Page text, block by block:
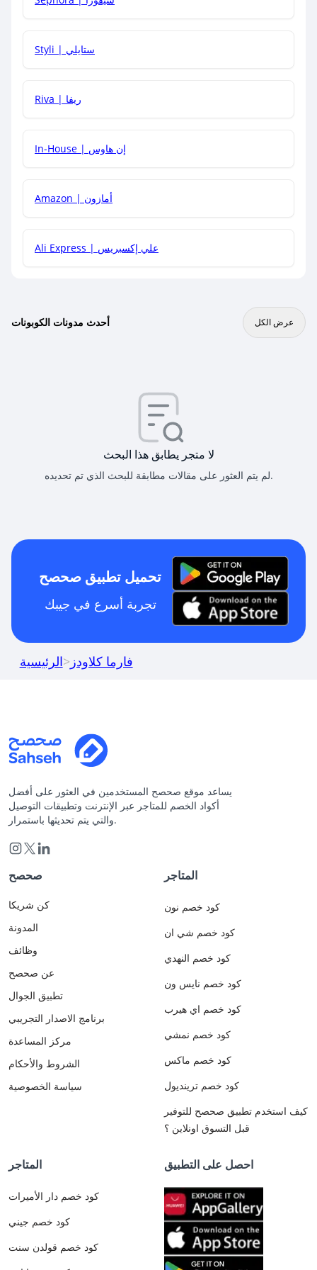
هل يمكنني جمع كود خصم مع العروض الأخرى؟
Styli | ستايلي
Riva | ريفا
In-House | إن هاوس
Amazon | أمازون
Ali Express | علي إكسبريس
أحدث مدونات الكوبونات عرض الكل
لا متجر يطابق هذا البحث
لم يتم العثور على مقالات مطابقة للبحث الذي تم تحديده.
تحميل تطبيق صحصح
تجربة أسرع في جيبك
الرئيسية> فارما كلاودز
يساعد موقع صحصح المستخدمين في العثور على أفضل
أكواد الخصم للمتاجر عبر الإنترنت وتطبيقات التوصيل
والتي يتم تحديثها باستمرار.
صحصح
كن شريكا
المدونة
وظائف
عن صحصح
تطبيق الجوال
برنامج الاصدار التجريبي
مركز المساعدة
الشروط والأحكام
سياسة الخصوصية
المتاجر
كود خصم نون
كود خصم شي ان
كود خصم النهدي
كود خصم نايس ون
كود خصم اي هيرب
كود خصم نمشي
كود خصم ماكس
كود خصم ترينديول
كيف استخدم تطبيق صحصح للتوفير
قبل التسوق اونلاين ؟
المتاجر
كود خصم دار الأميرات
كود خصم جيني
كود خصم قولدن سنت
احصل على التطبيق